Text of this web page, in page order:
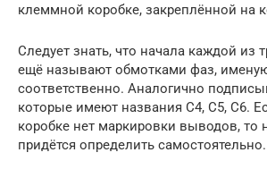
клеммной коробке, закреплённой на
Следует знать, что начала каждой из
ещё называют обмотками фаз,
соответственно. Аналогично
которые имеют названия С4, С5, С6.
коробке нет маркировки выводов, то
придётся определить самостоятельно.